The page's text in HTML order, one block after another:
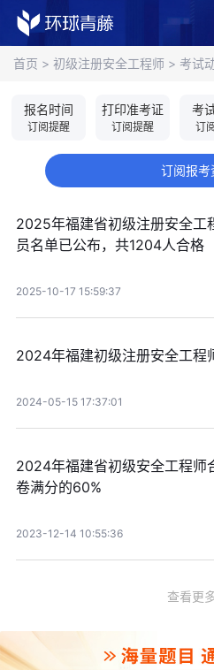
首页 > 初级注册安全工程师 > 考试
报名时间
订阅提醒
打印准考证
订阅提醒
考
订
订阅报考
2025年福建省初级注册安全工
员名单已公布，共1204人合格
2025-10-17 15:59:37
2024年福建初级注册安全工程
2024-05-15 17:37:01
2024年福建省初级安全工程师
卷满分的60%
2023-12-14 10:55:36
查看更